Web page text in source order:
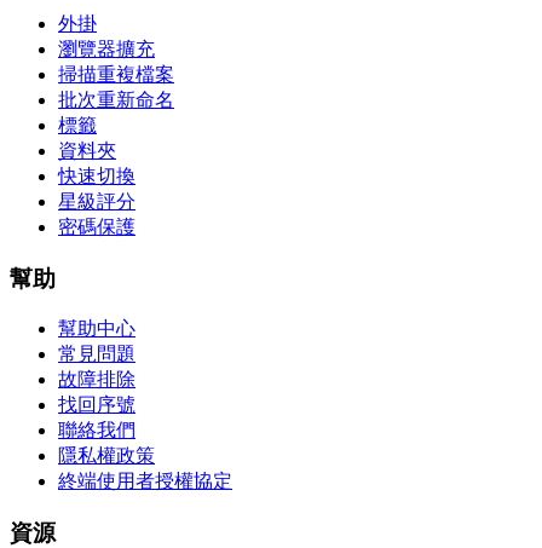
外掛
瀏覽器擴充
掃描重複檔案
批次重新命名
標籤
資料夾
快速切換
星級評分
密碼保護
幫助
幫助中心
常見問題
故障排除
找回序號
聯絡我們
隱私權政策
終端使用者授權協定
資源